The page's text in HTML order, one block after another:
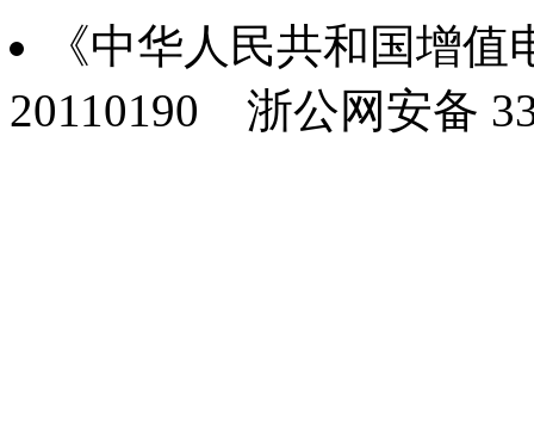
《中华人民共和国增
20110190 浙公网安备